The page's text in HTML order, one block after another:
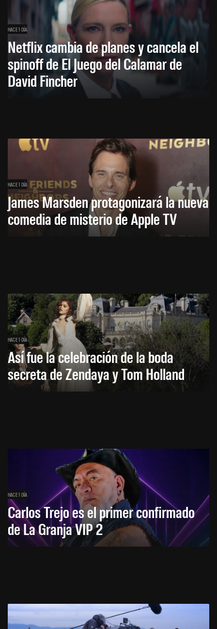
HACE 1 DÍA
Netflix cambia de planes y cancela el
spinoff de El Juego del Calamar de
David Fincher
HACE 1 DÍA
James Marsden protagonizará la nueva
comedia de misterio de Apple TV
HACE 1 DÍA
Así fue la celebración de la boda
secreta de Zendaya y Tom Holland
HACE 1 DÍA
Carlos Trejo es el primer confirmado
de La Granja VIP 2